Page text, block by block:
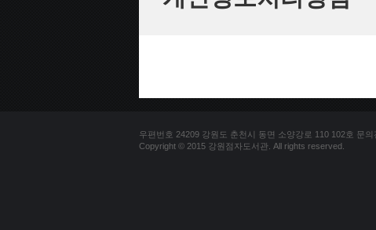
우편번호 24209 강원도 춘천시 동면 소양강로 110 102호 문
Copyright © 2015 강원점자도서관. All rights reserved.